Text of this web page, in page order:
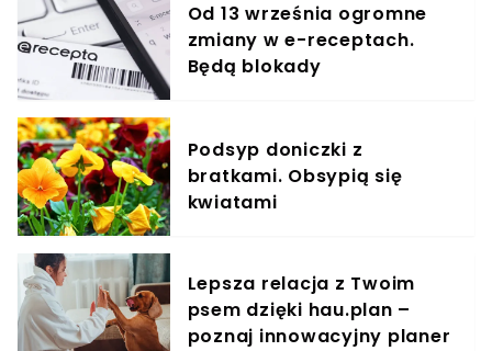
Od 13 września ogromne
zmiany w e-receptach.
Będą blokady
Podsyp doniczki z
bratkami. Obsypią się
kwiatami
Lepsza relacja z Twoim
psem dzięki hau.plan –
poznaj innowacyjny planer